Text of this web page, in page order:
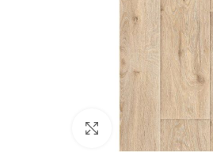
Click to enlarge